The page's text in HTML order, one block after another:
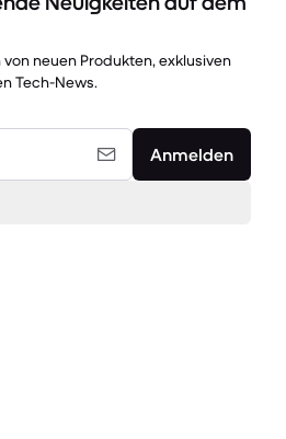
neuen Produkten, exklusiven
Tech-News.
Anmelden